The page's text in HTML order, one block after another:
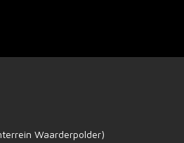
Waarderpolder)